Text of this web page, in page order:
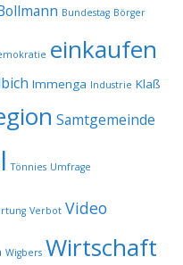
Bundestag Börger
einkaufen
Immenga Industrie Klaß
Samtgemeinde
Tönnies Umfrage
Verbot Video
Wigbers Wirtschaft